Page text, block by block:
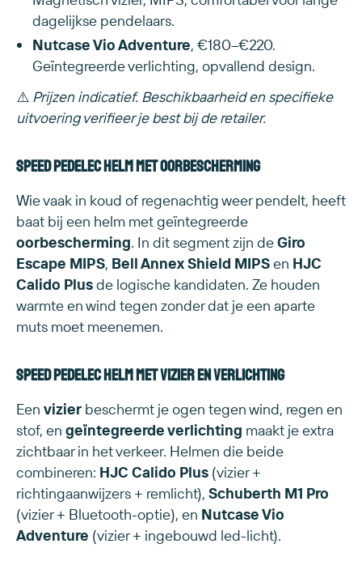
dagelijkse pendelaars.
Nutcase Vio Adventure, €180–€220.
Geïntegreerde verlichting, opvallend design.
⚠️ Prijzen indicatief. Beschikbaarheid en specifieke
uitvoering verifieer je best bij de retailer.
Speed pedelec helm met oorbescherming
Wie vaak in koud of regenachtig weer pendelt, heeft
baat bij een helm met geïntegreerde
oorbescherming. In dit segment zijn deGiro
Escape MIPS, Bell Annex Shield MIPSen HJC
Calido Plusde logische kandidaten. Ze houden
warmte en wind tegen zonder dat je een aparte
muts moet meenemen.
Speed pedelec helm met vizier en verlichting
Een vizier beschermt je ogen tegen wind, regen en
stof, en geïntegreerde verlichting maakt je extra
zichtbaar in het verkeer. Helmen die beide
combineren: HJC Calido Plus (vizier +
richtingaanwijzers + remlicht), Schuberth M1 Pro
(vizier + Bluetooth-optie), en Nutcase Vio
Adventure (vizier + ingebouwd led-licht).